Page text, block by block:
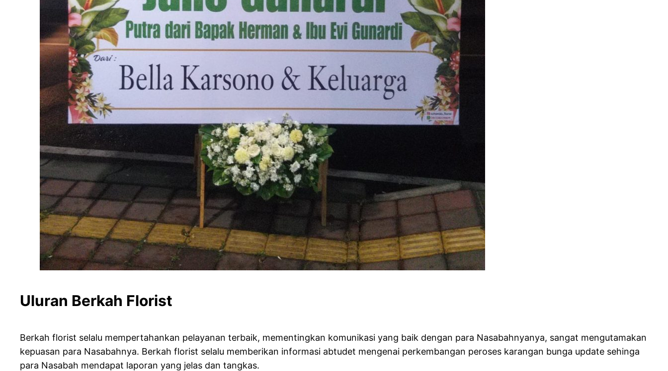
Uluran Berkah Florist
Berkah florist selalu mempertahankan pelayanan terbaik, mementingkan komunikasi yang baik dengan para Nasabahnyanya, sangat mengutamakan
kepuasan para Nasabahnya. Berkah florist selalu memberikan informasi abtudet mengenai perkembangan peroses karangan bunga update sehinga
para Nasabah mendapat laporan yang jelas dan tangkas.